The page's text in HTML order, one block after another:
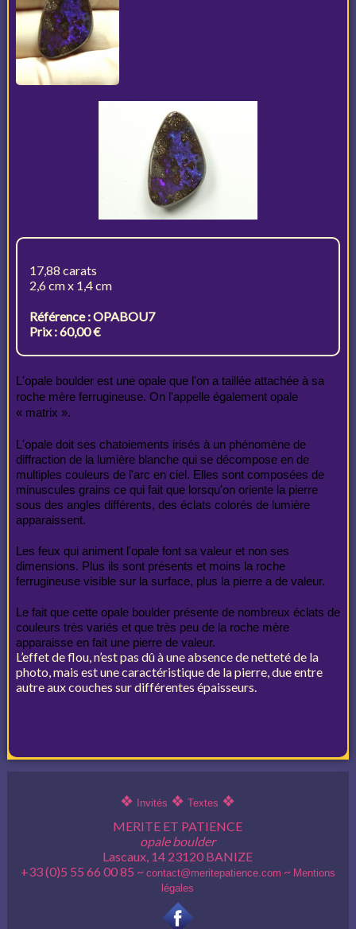
17,88 carats
2,6 cm x 1,4 cm
Référence : OPABOU7
Prix : 60,00 €
L'opale boulder est une opale que l'on a taillée attachée à sa
roche mère ferrugineuse. On l'appelle également opale
« matrix ».
L'opale doit ses chatoiements irisés à un phénomène de
diffraction de la lumière blanche qui se décompose en de
multiples couleurs de l'arc en ciel. Elles sont composées de
minuscules grains ce qui fait que lorsqu'on oriente la pierre
sous des angles différents, des éclats colorés de lumière
apparaissent.
Les feux qui animent l'opale font sa valeur et non ses
dimensions. Plus ils sont présents et moins la roche
ferrugineuse visible sur la surface, plus la pierre a de valeur.
Le fait que cette opale boulder présente de nombreux éclats de
couleurs très variés et que très peu de la roche mère
apparaisse en fait une pierre de valeur.
L’effet de flou, n’est pas dû à une absence de netteté de la
photo, mais est une caractéristique de la pierre, due entre
autre aux couches sur différentes épaisseurs.
❖ Invités ❖Textes ❖
MERITE ET PATIENCE
opale boulder
Lascaux, 14 23120 BANIZE
+33 (0)5 55 66 00 85 ~ contact@meritepatience.com ~ Mentions
légales